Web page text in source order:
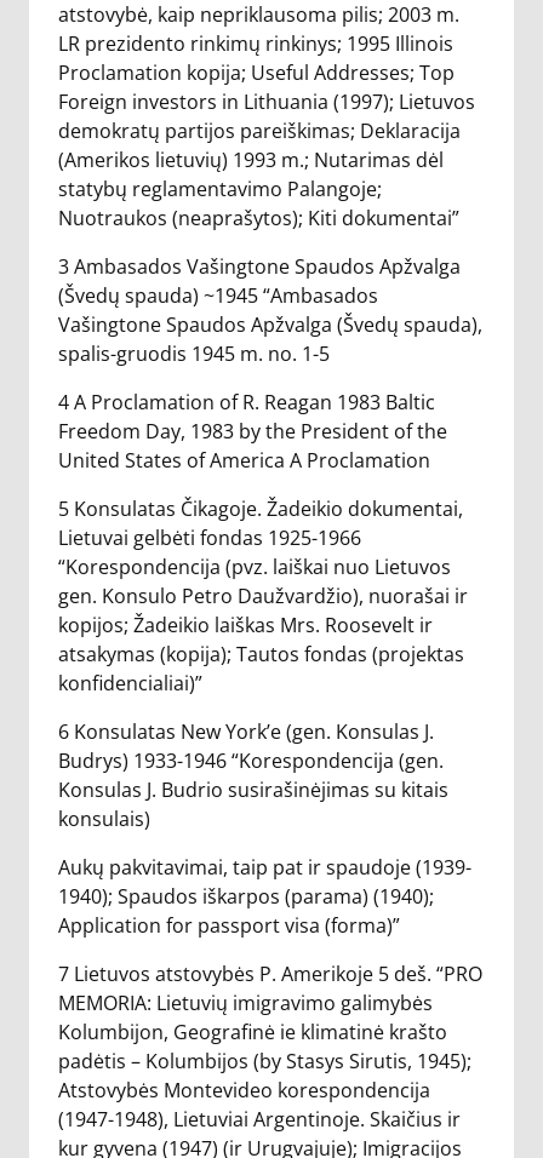
atstovybė, kaip nepriklausoma pilis; 2003 m.
LR prezidento rinkimų rinkinys; 1995 Illinois
Proclamation kopija; Useful Addresses; Top
Foreign investors in Lithuania (1997); Lietuvos
demokratų partijos pareiškimas; Deklaracija
(Amerikos lietuvių) 1993 m.; Nutarimas dėl
statybų reglamentavimo Palangoje;
Nuotraukos (neaprašytos); Kiti dokumentai”
3 Ambasados Vašingtone Spaudos Apžvalga
(Švedų spauda) ~1945 “Ambasados
Vašingtone Spaudos Apžvalga (Švedų spauda),
spalis-gruodis 1945 m. no. 1-5
4 A Proclamation of R. Reagan 1983 Baltic
Freedom Day, 1983 by the President of the
United States of America A Proclamation
5 Konsulatas Čikagoje. Žadeikio dokumentai,
Lietuvai gelbėti fondas 1925-1966
“Korespondencija (pvz. laiškai nuo Lietuvos
gen. Konsulo Petro Daužvardžio), nuorašai ir
kopijos; Žadeikio laiškas Mrs. Roosevelt ir
atsakymas (kopija); Tautos fondas (projektas
konfidencialiai)”
6 Konsulatas New York’e (gen. Konsulas J.
Budrys) 1933-1946 “Korespondencija (gen.
Konsulas J. Budrio susirašinėjimas su kitais
konsulais)
Aukų pakvitavimai, taip pat ir spaudoje (1939-
1940); Spaudos iškarpos (parama) (1940);
Application for passport visa (forma)”
7 Lietuvos atstovybės P. Amerikoje 5 deš. “PRO
MEMORIA: Lietuvių imigravimo galimybės
Kolumbijon, Geografinė ie klimatinė krašto
padėtis – Kolumbijos (by Stasys Sirutis, 1945);
Atstovybės Montevideo korespondencija
(1947-1948), Lietuviai Argentinoje. Skaičius ir
kur gyvena (1947) (ir Urugvajuje); Imigracijos